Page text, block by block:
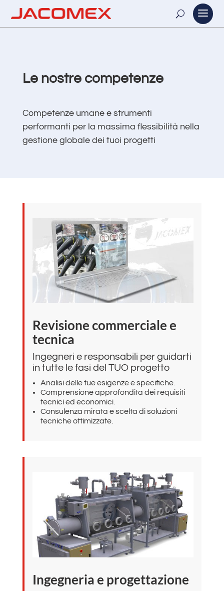
Le nostre competenze
Competenze umane e strumenti
performanti per la massima flessibilità nella
gestione globale dei tuoi progetti
Revisione commerciale e
tecnica
Ingegneri e responsabili per guidarti
in tutte le fasi del TUO progetto
Analisi delle tue esigenze e specifiche.
Comprensione approfondita dei requisiti
tecnici ed economici.
Consulenza mirata e scelta di soluzioni
tecniche ottimizzate.
Ingegneria e progettazione